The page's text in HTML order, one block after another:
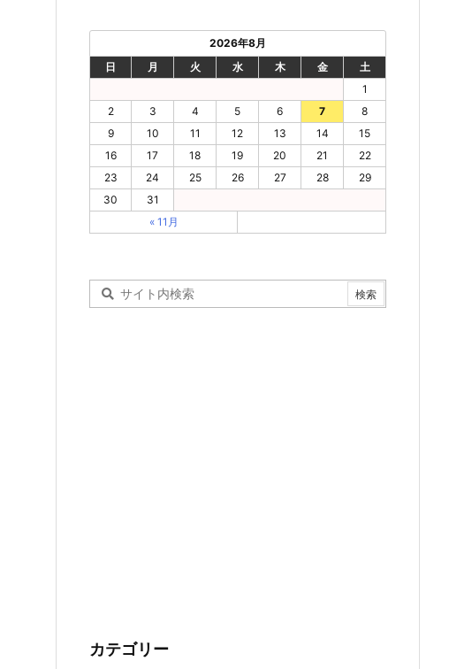
2026年8月
日
月 火 水 木 金
土
1
2
3 4 5 6 7
8
9
10 11 12 13 14
15
16
17 18 19 20 21
22
23
24 25 26 27 28
29
30
31
« 11月
カテゴリー